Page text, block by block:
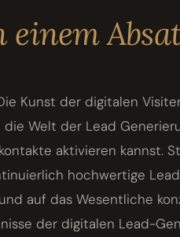
einem
Kunst der digitalen
Welt der Lead
aktivieren kannst.
hochwertige
auf das Wesentliche
der digitalen Lead-